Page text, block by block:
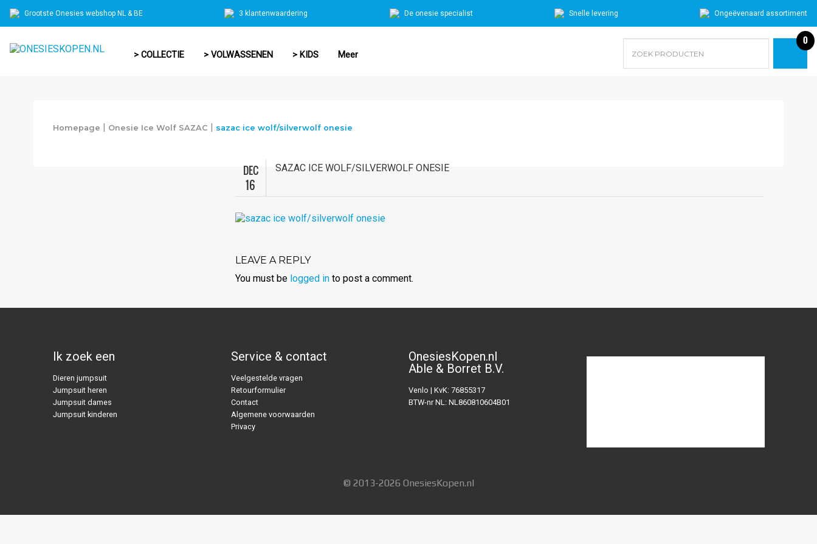
Grootste Onesies webshop NL & BE 3 klantenwaardering De onesie specialist Snelle levering Ongeëvenaard assortiment
> COLLECTIE > VOLWASSENEN > KIDS Meer
0
Homepage Onesie Ice Wolf SAZAC sazac ice wolf/silverwolf onesie
DEC
16
SAZAC ICE WOLF/SILVERWOLF ONESIE
LEAVE A REPLY
You must be logged in to post a comment.
Ik zoek een
Dieren jumpsuit
Jumpsuit heren
Jumpsuit dames
Jumpsuit kinderen
Service & contact
Veelgestelde vragen
Retourformulier
Contact
Algemene voorwaarden
Privacy
OnesiesKopen.nl
Able & Borret B.V.
Venlo | KvK: 76855317
BTW-nr NL: NL860810604B01
© 2013-2026 OnesiesKopen.nl